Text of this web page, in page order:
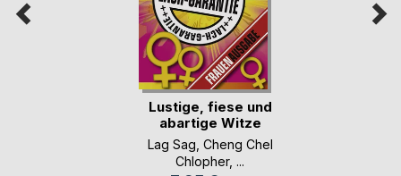
Lustige, fiese und
abartige Witze
Lag Sag Cheng Chel
Chlopher, ...